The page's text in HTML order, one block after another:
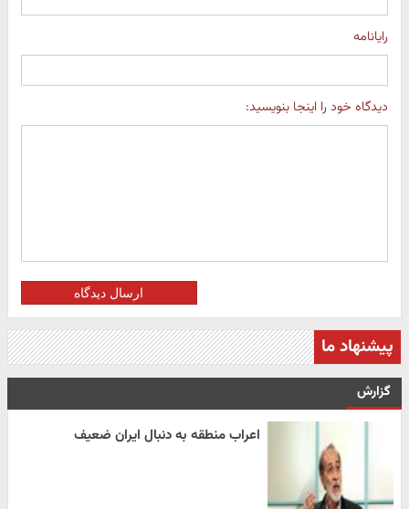
رایانامه
دیدگاه خود را اینجا بنویسید:
ارسال دیدگاه
پیشنهاد ما
گزارش
اعراب منطقه به دنبال ایران ضعیف